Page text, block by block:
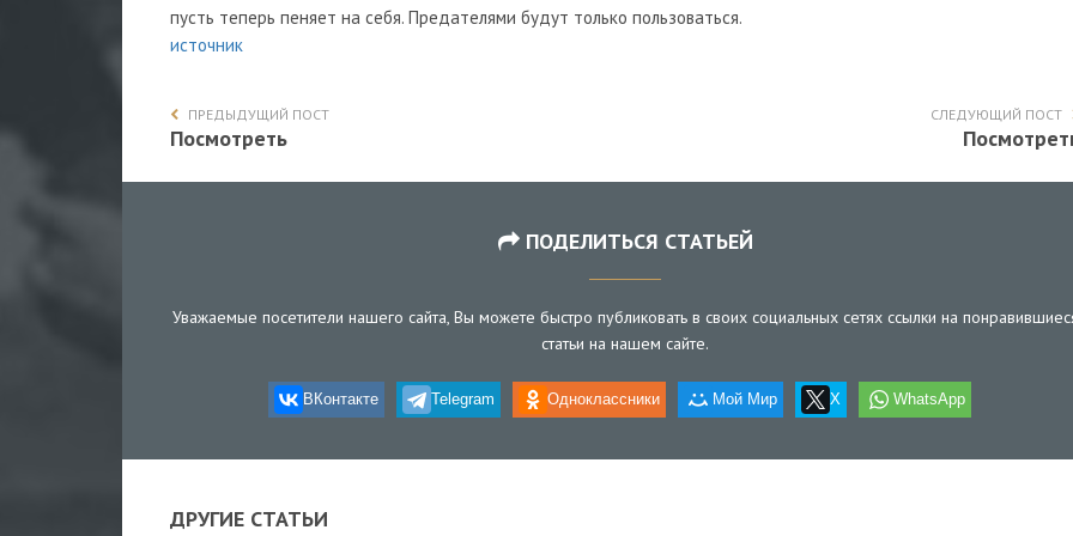
пусть теперь пеняет на себя. Предателями будут только пользоваться.
источник
ПРЕДЫДУЩИЙ ПОСТ
Посмотреть
СЛЕДУЮЩИЙ ПОСТ
ПОДЕЛИТЬСЯ СТАТЬЕЙ
Уважаемые посетители нашего сайта, Вы можете быстро публиковать в своих социальных сетях ссылки на
статьи на нашем сайте.
ВКонтакте Telegram Одноклассники Мой Мир X WhatsApp
ДРУГИЕ СТАТЬИ